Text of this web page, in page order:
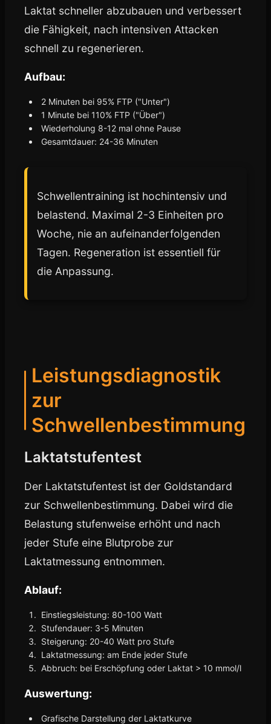
Laktat schneller abzubauen und verbessert
die Fähigkeit, nach intensiven Attacken
schnell zu regenerieren.
Aufbau:
2 Minuten bei 95% FTP ("Unter")
1 Minute bei 110% FTP ("Über")
Wiederholung 8-12 mal ohne Pause
Gesamtdauer: 24-36 Minuten
Schwellentraining ist hochintensiv und
belastend. Maximal 2-3 Einheiten pro
Woche, nie an aufeinanderfolgenden
Tagen. Regeneration ist essentiell für
die Anpassung.
Leistungsdiagnostik
zur
Schwellenbestimmung
Laktatstufentest
Der Laktatstufentest ist der Goldstandard
zur Schwellenbestimmung. Dabei wird die
Belastung stufenweise erhöht und nach
jeder Stufe eine Blutprobe zur
Laktatmessung entnommen.
Ablauf:
Einstiegsleistung: 80-100 Watt
Stufendauer: 3-5 Minuten
Steigerung: 20-40 Watt pro Stufe
Laktatmessung: am Ende jeder Stufe
Abbruch: bei Erschöpfung oder Laktat > 10 mmol/l
Auswertung:
Grafische Darstellung der Laktatkurve